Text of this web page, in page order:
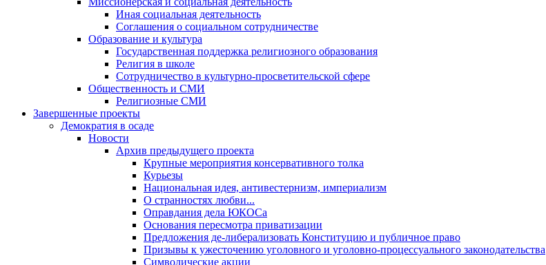
Иная социальная деятельность
Соглашения о социальном сотрудничестве
Образование и культура
Государственная поддержка религиозного образования
Религия в школе
Сотрудничество в культурно-просветительской сфере
Общественность и СМИ
Религиозные СМИ
Завершенные проекты
Демократия в осаде
Новости
Архив предыдущего проекта
Крупные мероприятия консервативного толка
Курьезы
Национальная идея, антивестернизм, империализм
О странностях любви...
Оправдания дела ЮКОСа
Основания пересмотра приватизации
Предложения де-либерализовать Конституцию и публичное право
Призывы к ужесточению уголовного и уголовно-процессуального законодательства
Символические акции